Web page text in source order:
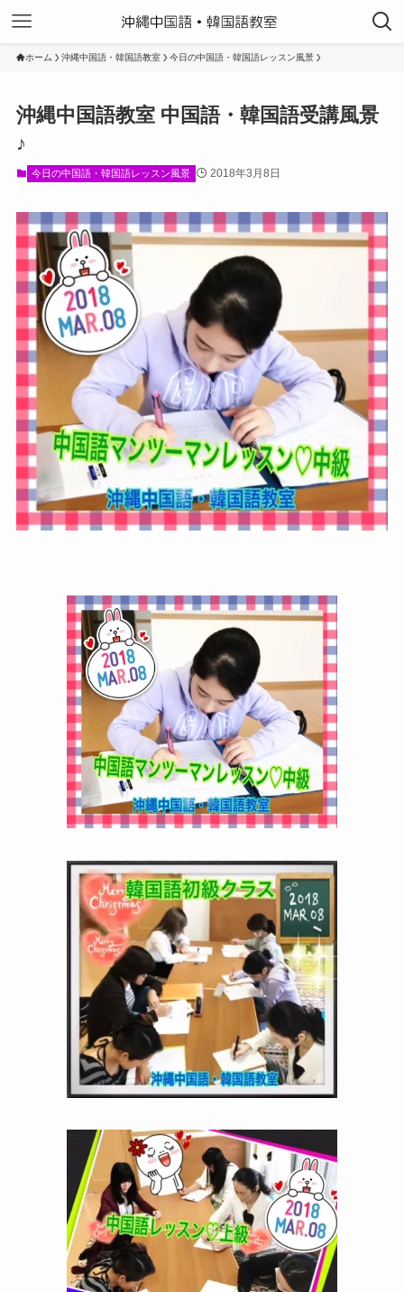
ホーム 沖縄中国語・韓国語教室 今日の中国語・韓国語レッスン風景
沖縄中国語教室 中国語・韓国語受講風景
♪
今日の中国語・韓国語レッスン風景 2018年3月8日